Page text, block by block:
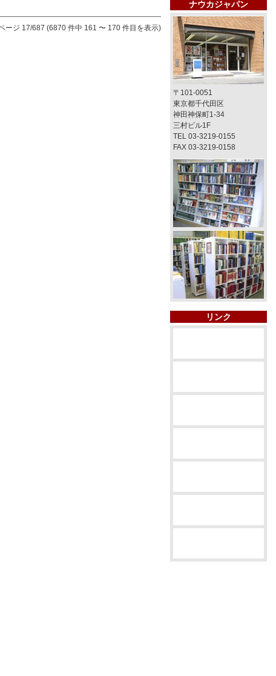
ージ 17/687 (6870 件中 161 〜 170 件目を表示)
ナウカジャパン
〒101-0051
東京都千代田区
神田神保町1-34
三村ビル1F
TEL 03-3219-0155
FAX 03-3219-0158
リンク